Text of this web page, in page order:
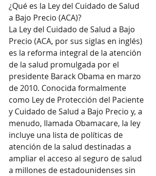
¿Qué es la Ley del Cuidado de Salud
a Bajo Precio (ACA)?
La Ley del Cuidado de Salud a Bajo
Precio (ACA, por sus siglas en inglés)
es la reforma integral de la atención
de la salud promulgada por el
presidente Barack Obama en marzo
de 2010. Conocida formalmente
como Ley de Protección del Paciente
y Cuidado de Salud a Bajo Precio y, a
menudo, llamada Obamacare, la ley
incluye una lista de políticas de
atención de la salud destinadas a
ampliar el acceso al seguro de salud
a millones de estadounidenses sin